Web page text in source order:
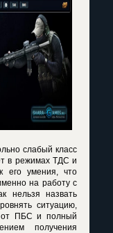
слабый класс
в режимах ТДС и
его умения, что
на работу с
нельзя назвать
ситуацию,
от ПБС и полный
получения